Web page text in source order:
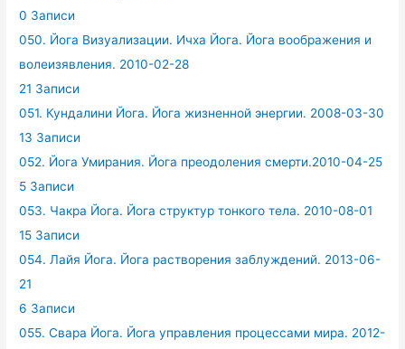
0 Записи
050. Йога Визуализации. Ичха Йога. Йога воображения и
волеизявления. 2010-02-28
21 Записи
051. Кундалини Йога. Йога жизненной энергии. 2008-03-30
13 Записи
052. Йога Умирания. Йога преодоления смерти.2010-04-25
5 Записи
053. Чакра Йога. Йога структур тонкого тела. 2010-08-01
15 Записи
054. Лайя Йога. Йога растворения заблуждений. 2013-06-
21
6 Записи
055. Свара Йога. Йога управления процессами мира. 2012-